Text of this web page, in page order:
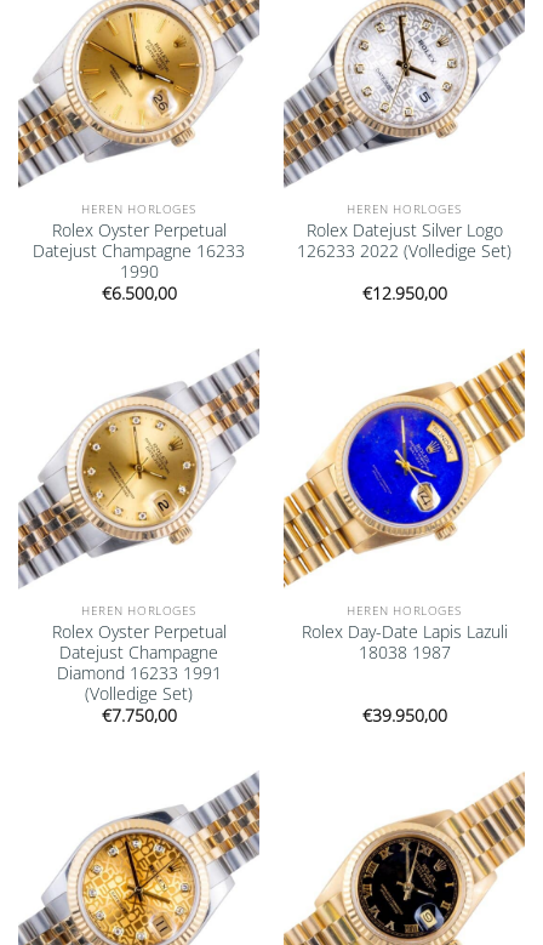
HEREN HORLOGES
Rolex Oyster Perpetual
Datejust Champagne 16233
1990
€6.500,00
HEREN HORLOGES
Rolex Datejust Silver Logo
126233 2022 (Volledige Set)
€12.950,00
Add to
wishlist
HEREN HORLOGES
Rolex Oyster Perpetual
Datejust Champagne
Diamond 16233 1991
(Volledige Set)
€7.750,00
Add to
wishlist
HEREN HORLOGES
Rolex Day-Date Lapis Lazuli
18038 1987
€39.950,00
Add to
wishlist
Add to
wishlist